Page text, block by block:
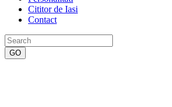
Cititor de Iasi
Contact